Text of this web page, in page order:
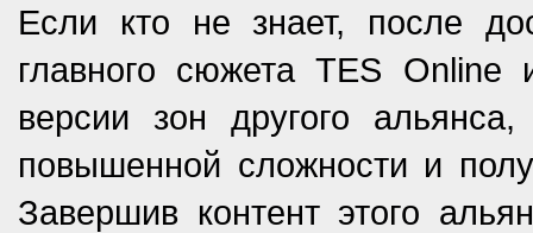
Если кто не знает, после
главного сюжета TES Online
версии зон другого
повышенной сложности и
Завершив контент этого